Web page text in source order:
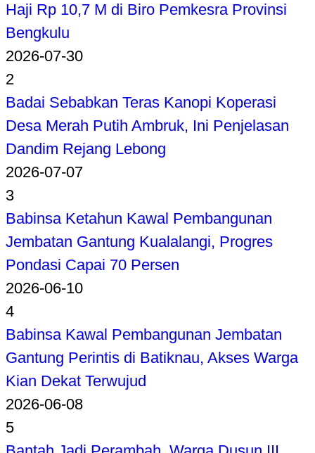
Haji Rp 10,7 M di Biro Pemkesra Provinsi
Bengkulu
2026-07-30
2
Badai Sebabkan Teras Kanopi Koperasi
Desa Merah Putih Ambruk, Ini Penjelasan
Dandim Rejang Lebong
2026-07-07
3
Babinsa Ketahun Kawal Pembangunan
Jembatan Gantung Kualalangi, Progres
Pondasi Capai 70 Persen
2026-06-10
4
Babinsa Kawal Pembangunan Jembatan
Gantung Perintis di Batiknau, Akses Warga
Kian Dekat Terwujud
2026-06-08
5